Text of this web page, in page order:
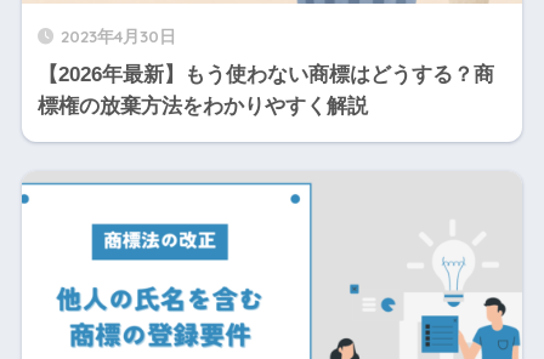
2023年4月30日
【2026年最新】もう使わない商標はどうする？商
標権の放棄方法をわかりやすく解説